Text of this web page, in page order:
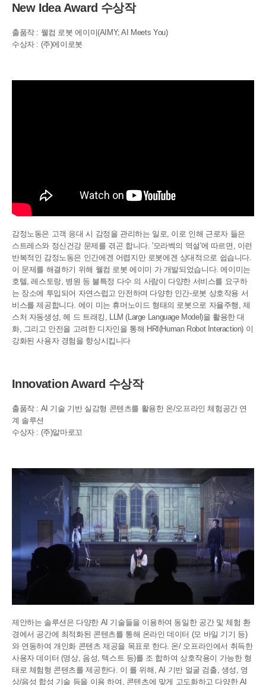
New Idea Award 수상작
출품작 : 웰컴 로봇 에이미(AIMY; AI Meets You)
수상자 : (주)에이로봇
감정노동은 고객 응대 시 감정을 관리하는 일로, 이로 인해 근로자 들은
스트레스와 정신건강 문제를 겪곤 합니다. '모라벡의 역설'에 따르면, 이런
반복적인 감정노동은 인간에겐 어렵지만 로봇에겐 상대적으로 쉽습니다.
이 문제를 해결하기 위해 웰컴 로봇 에이미 가 개발되었습니다. 에이미는
호텔, 레스토랑, 병원 등 불특정 다수 의 사람이 다양한 서비스를 요구하
는 장소에 투입되어 자연스럽고 안전하며 다양한 인간-로봇 상호작용 서
비스를 제공합니다. 에이 미는 휴머노이드 형태의 로봇으로 자율주행, 제
스처 자동생성, 헤 드 트래킹, LLM (Large Language Model)을 활용한 대
화, 그리고 안전을 고려한 디자인을 통해 HRI(Human Robot Interaction) 이
강화된 사용자 경험을 향상시킵니다
Innovation Award 수상작
출품작 : AI 기술 기반 실감형 콘텐츠를 활용한 온/오프라인 체험공간 연
계 솔루션
수상자 : (주)알마로꼬
제안하는 솔루션은 다양한 AI 기술들을 이용하여 동일한 공간 및 체험 환
경에서 공간에 최적화된 콘텐츠를 통해 온라인 데이터 (모 바일 기기 등)
와 연동하여 개인화 콘텐츠 제공을 목표로 한다. 온/ 오프라인에서 취득한
사용자 데이터 (영상, 음성, 텍스트 등)를 조 합하여 상호작용이 가능한 형
태로 체험형 콘텐츠를 제공한다. 이 를 위해, AI 기반 얼굴 검출, 생성, 영
상/음성 합성 기술 등을 이용 하여, 콘텐츠에 맞게 고도화하고 다양한 AI